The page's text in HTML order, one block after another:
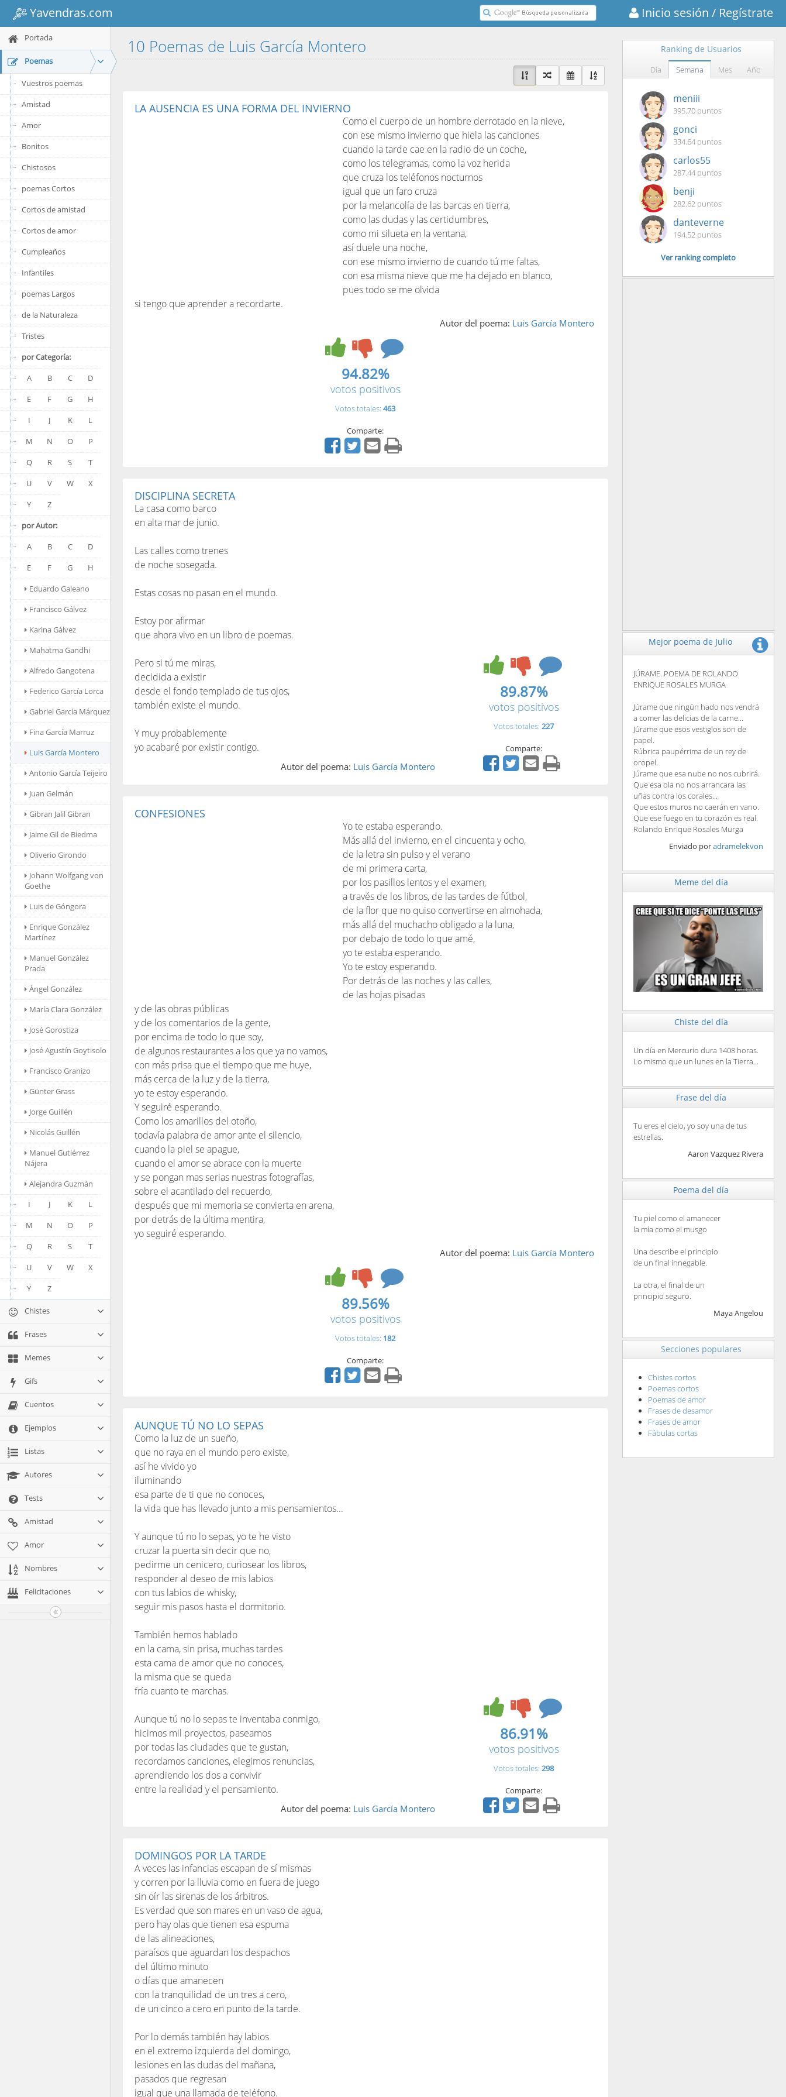
Yavendras.com Inicio sesión / Regístrate
Portada
Poemas
Vuestros poemas
Amistad
Amor
Bonitos
Chistosos
poemas Cortos
Cortos de amistad
Cortos de amor
Cumpleaños
Infantiles
poemas Largos
de la Naturaleza
Tristes
por Categoría:
A
B C
D
E
F G
H
I
J K
L
M
N O
P
Q
R S
T
U
V W
X
Y
Z
por Autor:
A
B C
D
E
F G
H
Eduardo Galeano
Francisco Gálvez
Karina Gálvez
Mahatma Gandhi
Alfredo Gangotena
Federico García Lorca
Gabriel García Márquez
Fina García Marruz
Luis García Montero
Antonio García Teijeiro
Juan Gelmán
Gibran Jalil Gibran
Jaime Gil de Biedma
Oliverio Girondo
Johann Wolfgang von
Goethe
Luis de Góngora
Enrique González
Martínez
Manuel González
Prada
Ángel González
María Clara González
José Gorostiza
José Agustín Goytisolo
Francisco Granizo
Günter Grass
Jorge Guillén
Nicolás Guillén
Manuel Gutiérrez
Nájera
Alejandra Guzmán
I
J K
L
M
N O
P
Q
R S
T
U
V W
X
Y
Z
Chistes
Frases
Memes
Gifs
Cuentos
Ejemplos
Listas
Autores
Tests
Amistad
Amor
Nombres
Felicitaciones
10 Poemas de Luis García Montero
LA AUSENCIA ES UNA FORMA DEL INVIERNO
Como el cuerpo de un hombre derrotado en la nieve,
con ese mismo invierno que hiela las canciones
cuando la tarde cae en la radio de un coche,
como los telegramas, como la voz herida
que cruza los teléfonos nocturnos
igual que un faro cruza
por la melancolía de las barcas en tierra,
como las dudas y las certidumbres,
como mi silueta en la ventana,
así duele una noche,
con ese mismo invierno de cuando tú me faltas,
con esa misma nieve que me ha dejado en blanco,
pues todo se me olvida
si tengo que aprender a recordarte.
Autor del poema: Luis García Montero
94.82%
votos positivos
Votos totales:463
Comparte:
DISCIPLINA SECRETA
La casa como barco
en alta mar de junio.
Las calles como trenes
de noche sosegada.
Estas cosas no pasan en el mundo.
Estoy por afirmar
que ahora vivo en un libro de poemas.
Pero si tú me miras,
decidida a existir
desde el fondo templado de tus ojos,
también existe el mundo.
Y muy probablemente
yo acabaré por existir contigo.
Autor del poema: Luis García Montero
89.87%
votos positivos
Votos totales: 227
Comparte:
CONFESIONES
Yo te estaba esperando.
Más allá del invierno, en el cincuenta y ocho,
de la letra sin pulso y el verano
de mi primera carta,
por los pasillos lentos y el examen,
a través de los libros, de las tardes de fútbol,
de la flor que no quiso convertirse en almohada,
más allá del muchacho obligado a la luna,
por debajo de todo lo que amé,
yo te estaba esperando.
Yo te estoy esperando.
Por detrás de las noches y las calles,
de las hojas pisadas
y de las obras públicas
y de los comentarios de la gente,
por encima de todo lo que soy,
de algunos restaurantes a los que ya no vamos,
con más prisa que el tiempo que me huye,
más cerca de la luz y de la tierra,
yo te estoy esperando.
Y seguiré esperando.
Como los amarillos del otoño,
todavía palabra de amor ante el silencio,
cuando la piel se apague,
cuando el amor se abrace con la muerte
y se pongan mas serias nuestras fotografías,
sobre el acantilado del recuerdo,
después que mi memoria se convierta en arena,
por detrás de la última mentira,
yo seguiré esperando.
Autor del poema: Luis García Montero
89.56%
votos positivos
Votos totales: 182
Comparte:
AUNQUE TÚ NO LO SEPAS
Como la luz de un sueño,
que no raya en el mundo pero existe,
así he vivido yo
iluminando
esa parte de ti que no conoces,
la vida que has llevado junto a mis pensamientos...
Y aunque tú no lo sepas, yo te he visto
cruzar la puerta sin decir que no,
pedirme un cenicero, curiosear los libros,
responder al deseo de mis labios
con tus labios de whisky,
seguir mis pasos hasta el dormitorio.
También hemos hablado
en la cama, sin prisa, muchas tardes
esta cama de amor que no conoces,
la misma que se queda
fría cuanto te marchas.
Aunque tú no lo sepas te inventaba conmigo,
hicimos mil proyectos, paseamos
por todas las ciudades que te gustan,
recordamos canciones, elegimos renuncias,
aprendiendo los dos a convivir
entre la realidad y el pensamiento.
Autor del poema: Luis García Montero
86.91%
votos positivos
Votos totales: 298
Comparte:
DOMINGOS POR LA TARDE
A veces las infancias escapan de sí mismas
y corren por la lluvia como en fuera de juego
sin oír las sirenas de los árbitros.
Es verdad que son mares en un vaso de agua,
pero hay olas que tienen esa espuma
de las alineaciones,
paraísos que aguardan los despachos
del último minuto
o días que amanecen
con la tranquilidad de un tres a cero,
de un cinco a cero en punto de la tarde.
Por lo demás también hay labios
en el extremo izquierda del domingo,
lesiones en las dudas del mañana,
pasados que regresan
igual que una llamada de teléfono.
Ranking de Usuarios
Día Semana Mes Año
meniii
395.70 puntos
gonci
334.64 puntos
carlos55
287.44 puntos
benji
282.62 puntos
danteverne
194.52 puntos
Ver ranking completo
Mejor poema de Julio
JÚRAME. POEMA DE ROLANDO
ENRIQUE ROSALES MURGA
Júrame que ningún hado nos vendrá
a comer las delicias de la carne...
Júrame que esos vestiglos son de
papel.
Rúbrica paupérrima de un rey de
oropel.
Júrame que esa nube no nos cubrirá.
Que esa ola no nos arrancara las
uñas contra los corales...
Que estos muros no caerán en vano.
Que ese fuego en tu corazón es real.
Rolando Enrique Rosales Murga
Enviado poradramelekvon
Meme del día
Chiste del día
Un día en Mercurio dura 1408 horas.
Lo mismo que un lunes en la Tierra...
Frase del día
Tu eres el cielo, yo soy una de tus
estrellas.
Aaron Vazquez Rivera
Poema del día
Tu piel como el amanecer
la mía como el musgo
Una describe el principio
de un final innegable.
La otra, el final de un
principio seguro.
Maya Angelou
Secciones populares
Chistes cortos
Poemas cortos
Poemas de amor
Frases de desamor
Frases de amor
Fábulas cortas